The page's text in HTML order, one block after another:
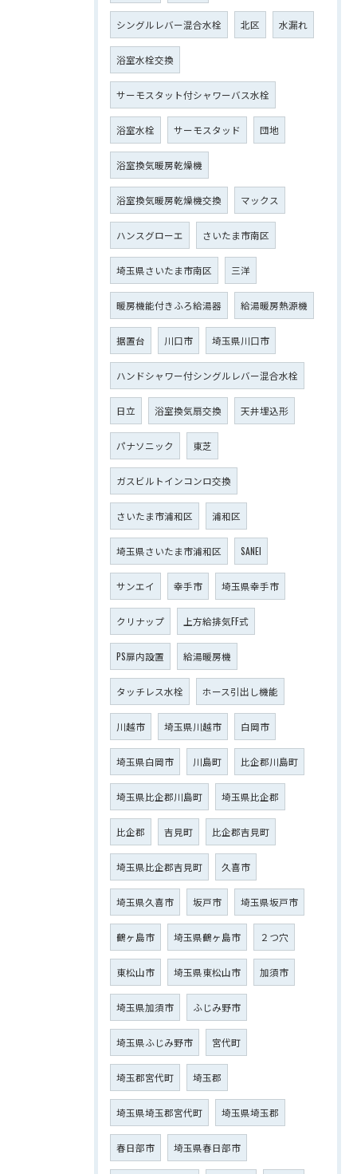
シングルレバー混合水栓 北区 水漏れ
浴室水栓交換
サーモスタット付シャワーバス水栓
浴室水栓 サーモスタッド 団地
浴室換気暖房乾燥機
浴室換気暖房乾燥機交換 マックス
ハンスグローエ さいたま市南区
埼玉県さいたま市南区 三洋
暖房機能付きふろ給湯器 給湯暖房熱源機
据置台 川口市 埼玉県川口市
ハンドシャワー付シングルレバー混合水栓
日立 浴室換気扇交換 天井埋込形
パナソニック 東芝
ガスビルトインコンロ交換
さいたま市浦和区 浦和区
埼玉県さいたま市浦和区 SANEI
サンエイ 幸手市 埼玉県幸手市
クリナップ 上方給排気FF式
PS扉内設置 給湯暖房機
タッチレス水栓 ホース引出し機能
川越市 埼玉県川越市 白岡市
埼玉県白岡市 川島町 比企郡川島町
埼玉県比企郡川島町 埼玉県比企郡
比企郡 吉見町 比企郡吉見町
埼玉県比企郡吉見町 久喜市
埼玉県久喜市 坂戸市 埼玉県坂戸市
鶴ヶ島市 埼玉県鶴ヶ島市 ２つ穴
東松山市 埼玉県東松山市 加須市
埼玉県加須市 ふじみ野市
埼玉県ふじみ野市 宮代町
埼玉郡宮代町 埼玉郡
埼玉県埼玉郡宮代町 埼玉県埼玉郡
春日部市 埼玉県春日部市